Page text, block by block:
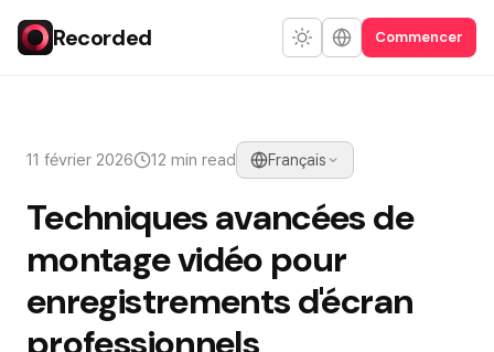
Recorded Commencer
11 février 2026 12 min read Français
Techniques avancées de
montage vidéo pour
enregistrements d'écran